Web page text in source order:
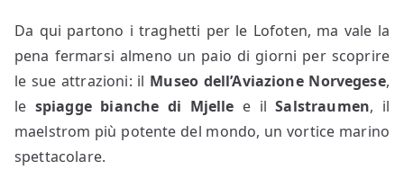
Da qui partono i traghetti per le Lofoten, ma vale la
pena fermarsi almeno un paio di giorni per scoprire
le sue attrazioni: il Museo dell’Aviazione Norvegese,
le spiagge bianche di Mjelle e ilSalstraumen, il
maelstrom più potente del mondo, un vortice marino
spettacolare.